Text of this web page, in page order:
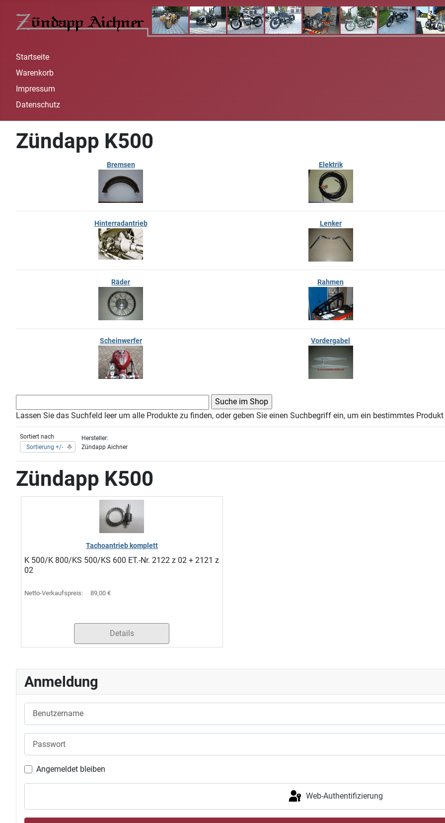
Startseite
Warenkorb
Impressum
Datenschutz
Zündapp K500
Bremsen Elektrik
Hinterradantrieb Lenker
Räder Rahmen
Scheinwerfer Vordergabel
Lassen Sie das Suchfeld leer um alle Produkte zu finden, oder geben Sie einen Suchbegriff ein, um ein bestimmtes
Sortiert nach
Sortierung +/-
Hersteller:
Zündapp Aichner
Zündapp K500
Tachoantrieb komplett
K 500/K 800/KS 500/KS 600 ET.-Nr. 2122 z 02 + 2121 z
02
Netto-Verkaufspreis: 89,00 €
Details
Anmeldung
Angemeldet bleiben
Web-Authentifizierung